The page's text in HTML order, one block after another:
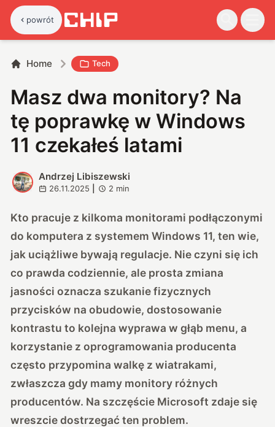
powrót
Home Tech
Masz dwa monitory? Na
tę poprawkę w Windows
11 czekałeś latami
A
Andrzej Libiszewski
26.11.2025 2 min
Kto pracuje z kilkoma monitorami podłączonymi
do komputera z systemem Windows 11, ten wie,
jak uciążliwe bywają regulacje. Nie czyni się ich
co prawda codziennie, ale prosta zmiana
jasności oznacza szukanie fizycznych
przycisków na obudowie, dostosowanie
kontrastu to kolejna wyprawa w głąb menu, a
korzystanie z oprogramowania producenta
często przypomina walkę z wiatrakami,
zwłaszcza gdy mamy monitory różnych
producentów. Na szczęście Microsoft zdaje się
wreszcie dostrzegać ten problem.